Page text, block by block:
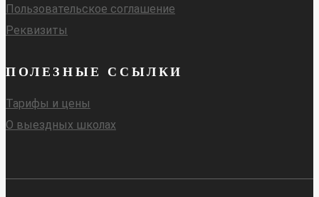
Пользовательское соглашение
Реквизиты
ПОЛЕЗНЫЕ ССЫЛКИ
Тарифы и цены
О выездных школах